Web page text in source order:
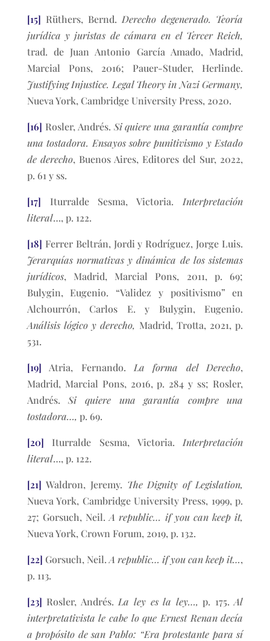
[15] Rüthers, Bernd. Derecho degenerado. Teoría
jurídica y juristas de cámara en el Tercer Reich,
trad. de Juan Antonio García Amado, Madrid,
Marcial Pons, 2016; Pauer-Studer, Herlinde.
Justifying Injustice. Legal Theory in Nazi Germany,
Nueva York, Cambridge University Press, 2020.
[16] Rosler, Andrés. Si quiere una garantía compre
una tostadora. Ensayos sobre punitivismo y Estado
de derecho, Buenos Aires, Editores del Sur, 2022,
p. 61 y ss.
[17] Iturralde Sesma, Victoria. Interpretación
literal…, p. 122.
[18] Ferrer Beltrán, Jordi y Rodríguez, Jorge Luis.
Jerarquías normativas y dinámica de los sistemas
jurídicos, Madrid, Marcial Pons, 2011, p. 69;
Bulygin, Eugenio. “Validez y positivismo” en
Alchourrón, Carlos E. y Bulygin, Eugenio.
Análisis lógico y derecho, Madrid, Trotta, 2021, p.
531.
[19] Atria, Fernando. La forma del Derecho,
Madrid, Marcial Pons, 2016, p. 284 y ss; Rosler,
Andrés.Si quiere una garantía compre una
tostadora…, p. 69.
[20] Iturralde Sesma, Victoria. Interpretación
literal…, p. 122.
[21] Waldron, Jeremy. The Dignity of Legislation,
Nueva York, Cambridge University Press, 1999, p.
27; Gorsuch, Neil.A republic… if you can keep it,
Nueva York, Crown Forum, 2019, p. 132.
[22] Gorsuch, Neil. A republic… if you can keep it…,
p. 113.
[23] Rosler, Andrés. La ley es la ley…, p. 175.Al
interpretativista le cabe lo que Ernest Renan decía
a propósito de san Pablo: “Era protestante para sí